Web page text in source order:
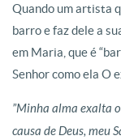
Quando um artista
barro e faz dele a
em Maria, que é
Senhor como ela O
”Minha alma exalta
causa de Deus, meu